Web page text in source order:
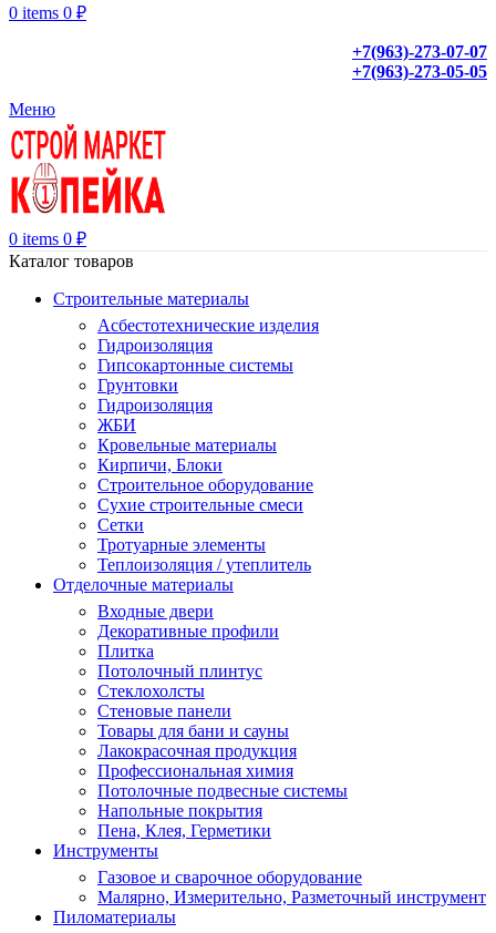
0 items 0 ₽
+7(963)-273-07-07
+7(963)-273-05-05
Меню
0 items 0 ₽
Каталог товаров
Строительные материалы
Асбестотехнические изделия
Гидроизоляция
Гипсокартонные системы
Грунтовки
Гидроизоляция
ЖБИ
Кровельные материалы
Кирпичи, Блоки
Строительное оборудование
Сухие строительные смеси
Сетки
Тротуарные элементы
Теплоизоляция / утеплитель
Отделочные материалы
Входные двери
Декоративные профили
Плитка
Потолочный плинтус
Стеклохолсты
Стеновые панели
Товары для бани и сауны
Лакокрасочная продукция
Профессиональная химия
Потолочные подвесные системы
Напольные покрытия
Пена, Клея, Герметики
Инструменты
Газовое и сварочное оборудование
Малярно, Измерительно, Разметочный инструмент
Пиломатериалы